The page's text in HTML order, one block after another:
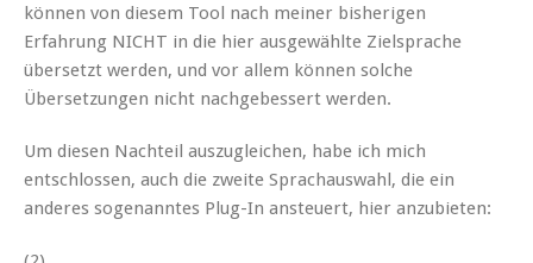
können von diesem Tool nach meiner bisherigen
Erfahrung NICHT in die hier ausgewählte Zielsprache
übersetzt werden, und vor allem können solche
Übersetzungen nicht nachgebessert werden.
Um diesen Nachteil auszugleichen, habe ich mich
entschlossen, auch die zweite Sprachauswahl, die ein
anderes sogenanntes Plug-In ansteuert, hier anzubieten: